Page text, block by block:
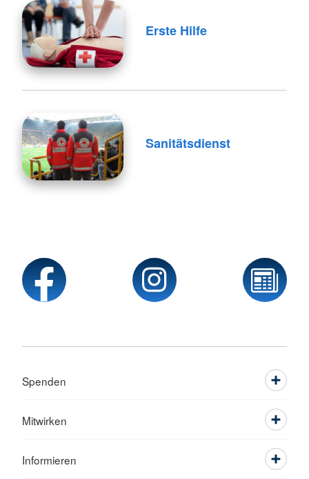
Erste Hilfe
Sanitätsdienst
Spenden
Mitwirken
Informieren